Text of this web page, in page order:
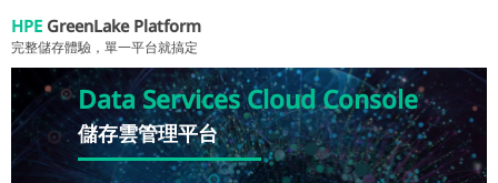
HPE GreenLake Platform
完整儲存體驗，單一平台就搞定
Data Services CloudConsole
儲存雲管理平台